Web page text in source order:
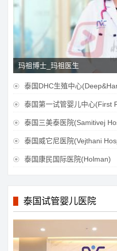
玛祖博士_玛祖医生
 泰国DHC生殖中心
 泰国第一试管婴儿中心(First
 泰国三美泰医院(Samitivej
 泰国威它尼医院(Vejthani
 泰国康民国际医院(Holman)
泰国试管婴儿医院